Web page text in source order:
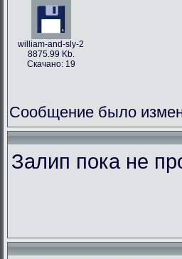
william-and-sly-2
8875.99 Kb.
Скачано: 19
Сообщение было
Залип пока не